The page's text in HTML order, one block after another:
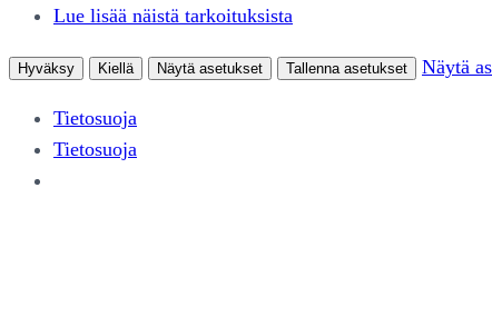
Lue lisää näistä tarkoituksista
Hyväksy Kiellä Näytä asetukset Tallenna asetukset Näytä
Tietosuoja
Tietosuoja